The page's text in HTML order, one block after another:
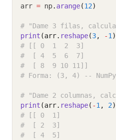
arr = np. arange(12)
# "Dame 3 filas, calcula
print (arr. reshape(3, -1
# [[ 0  1  2  3]
#  [ 4  5  6  7]
#  [ 8  9 10 11]]
# Forma: (3, 4) --
# "Dame 2 columnas,
print (arr. reshape( -1 , 2
# [[ 0  1]
#  [ 2  3]
#  [ 4  5]